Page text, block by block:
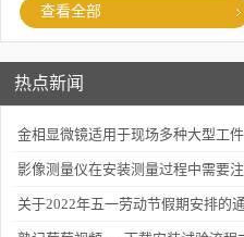
查看全部
热点新闻
金相显微镜适用于现场多种大型工件
的金相检查
影像测量仪在安装测量过程中需要注
意什么
关于2022年五一劳动节假期安排的通